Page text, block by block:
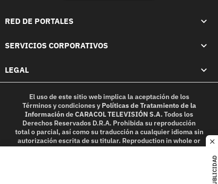
PUBLICIDAD
RED DE PORTALES
SERVICIOS CORPORATIVOS
LEGAL
El uso de este sitio web implica la aceptación de los
Términos y condicionesy Políticas de Tratamiento de la
InformacióndeCARACOL TELEVISIÓN S.A.Todos los
Derechos Reservados D.R.A. Prohibida su reproducción
total o parcial, así como su traducción a cualquier idioma sin
autorización escrita de su titular. Reproduction in whole or
in part, or translation without written permission is